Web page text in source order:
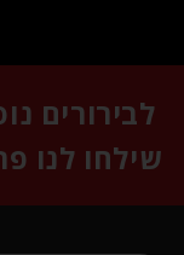
לבירורים
שילחו לנו